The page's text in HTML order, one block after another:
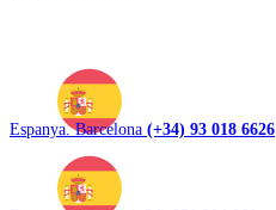
Espanya. Barcelona (+34) 93 018 6626